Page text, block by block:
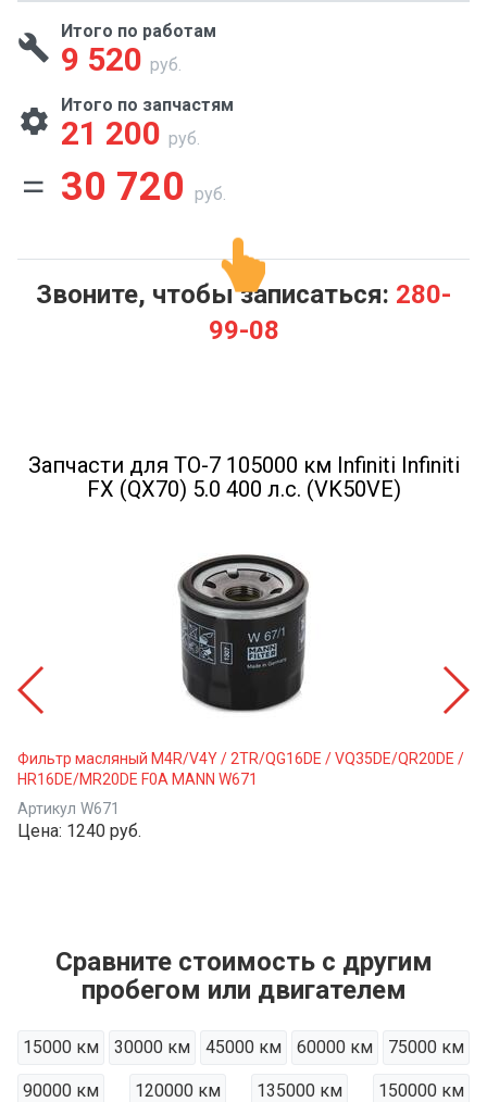
Итого по работам
9 520 руб.
Итого по запчастям
21 200 руб.
30 720 руб.
Звоните, чтобы записаться: 280-
99-08
Запчасти для ТО-7 105000 км Infiniti Infiniti
FX (QX70) 5.0 400 л.с. (VK50VE)
Фильтр масляный M4R/V4Y / 2TR/QG16DE / VQ35DE/QR20DE /
HR16DE/MR20DE F0A MANN W671
Артикул W671
Цена: 1240 руб.
Сравните стоимость с другим
пробегом или двигателем
15000 км 30000 км 45000 км 60000 км 75000 км
90000 км 120000 км 135000 км 150000 км